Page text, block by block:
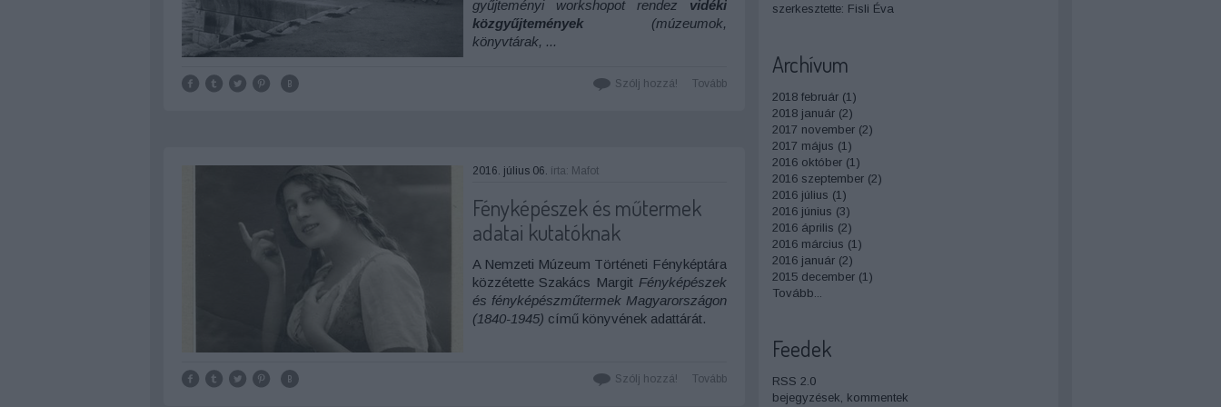
gyűjteményi workshopot rendez vidéki
közgyűjtemények (múzeumok,
könyvtárak, ...
Tovább
Szólj hozzá!
2016. július 06. írta: Mafot
Fényképészek és műtermek
adatai kutatóknak
A Nemzeti Múzeum Történeti Fényképtára
közzétette Szakács Margit Fényképészek
és fényképészműtermek Magyarországon
(1840-1945) című könyvének adattárát.
Tovább
Szólj hozzá!
szerkesztette: Fisli Éva
Archívum
2018 február (1 )
2018 január (2)
2017 november (2)
2017 május (1 )
2016 október (1 )
2016 szeptember (2)
2016 július (1 )
2016 június (3)
2016 április (2)
2016 március (1 )
2016 január (2)
2015 december (1 )
Tovább
Feedek
RSS 2.0
bejegyzések kommentek